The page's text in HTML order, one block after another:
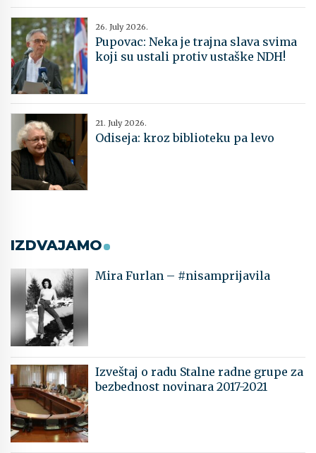
26. July 2026.
Pupovac: Neka je trajna slava svima
koji su ustali protiv ustaške NDH!
21. July 2026.
Odiseja: kroz biblioteku pa levo
IZDVAJAMO
Mira Furlan – #nisamprijavila
Izveštaj o radu Stalne radne grupe za
bezbednost novinara 2017-2021